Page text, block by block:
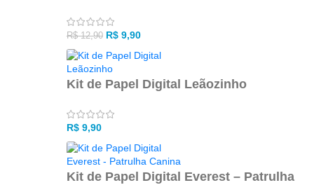
R$12,90 R$9,90
Kit de Papel Digital Leãozinho
R$9,90
Kit de Papel Digital Everest – Patrulha